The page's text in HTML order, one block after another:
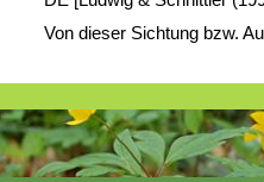
Von dieser Sichtung bzw.